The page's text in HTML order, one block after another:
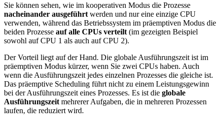
Sie können sehen, wie im kooperativen Modus die Prozesse
nacheinander ausgeführt werden und nur eine einzige CPU
verwenden, während das Betriebssystem im präemptiven Modus die
beiden Prozesse auf alle CPUs verteilt (im gezeigten Beispiel
sowohl auf CPU 1 als auch auf CPU 2).
Der Vorteil liegt auf der Hand. Die globale Ausführungszeit ist im
präemptiven Modus kürzer, wenn Sie zwei CPUs haben. Auch
wenn die Ausführungszeit jedes einzelnen Prozesses die gleiche ist.
Das präemptive Scheduling führt nicht zu einem Leistungsgewinn
bei der Ausführungszeit eines Prozesses. Es ist die globale
Ausführungszeit mehrerer Aufgaben, die in mehreren Prozessen
laufen, die reduziert wird.